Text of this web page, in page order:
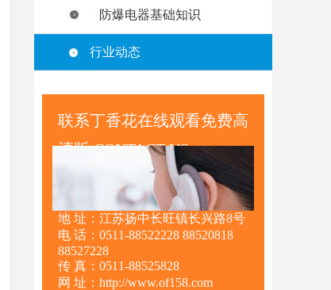
防爆电器基础知识
行业动态
联系丁香花在线观看免费高
清版 CONTACT US
地 址：江苏扬中长旺镇长兴路8号
电 话：0511-88522228 88520818
88527228
传 真：0511-88525828
网 址：http://www.of158.com